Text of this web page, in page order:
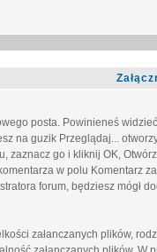
posta. Powinieneś
na guzik Przeglądaj...
zaznacz go i kliknij OK,
w polu Komentarz
forum, będziesz mógł
załanczanych plików,